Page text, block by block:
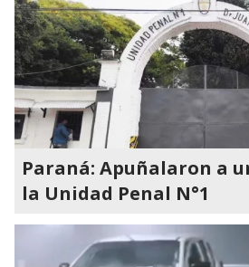
Paraná: Apuñalaron a
la Unidad Penal N°1